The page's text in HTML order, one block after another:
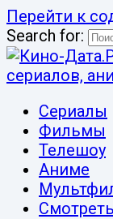
Перейти к
Search for:
Сериалы
Фильмы
Телешоу
Аниме
Смотреть